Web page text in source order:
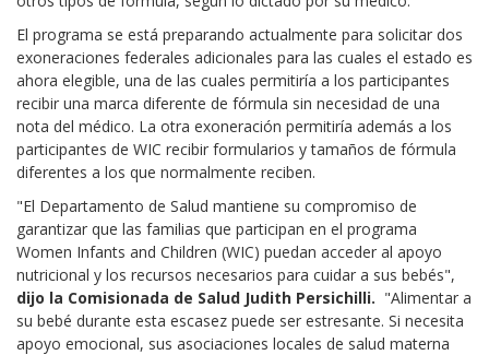
El programa se está preparando actualmente para solicitar dos
exoneraciones federales adicionales para las cuales el estado es
ahora elegible, una de las cuales permitiría a los participantes
recibir una marca diferente de fórmula sin necesidad de una
nota del médico. La otra exoneración permitiría además a los
participantes de WIC recibir formularios y tamaños de fórmula
diferentes a los que normalmente reciben.
"El Departamento de Salud mantiene su compromiso de
garantizar que las familias que participan en el programa
Women Infants and Children (WIC) puedan acceder al apoyo
nutricional y los recursos necesarios para cuidar a sus bebés",
dijo la Comisionada de Salud Judith Persichilli. "Alimentar a
su bebé durante esta escasez puede ser estresante. Si necesita
apoyo emocional, sus asociaciones locales de salud materna